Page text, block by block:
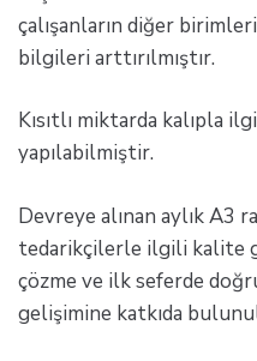
çalışanların diğer
bilgileri arttırılmıştır.
Kısıtlı miktarda kalıpla
yapılabilmiştir.
Devreye alınan aylık A3
tedarikçilerle ilgili kalite
çözme ve ilk seferde
gelişimine katkıda